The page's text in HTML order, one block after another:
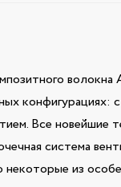
Все
система
из